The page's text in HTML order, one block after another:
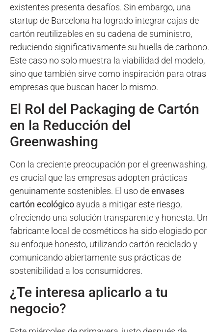
existentes presenta desafíos. Sin embargo, una
startup de Barcelona ha logrado integrar cajas de
cartón reutilizables en su cadena de suministro,
reduciendo significativamente su huella de carbono.
Este caso no solo muestra la viabilidad del modelo,
sino que también sirve como inspiración para otras
empresas que buscan hacer lo mismo.
El Rol del Packaging de Cartón
en la Reducción del
Greenwashing
Con la creciente preocupación por el greenwashing,
es crucial que las empresas adopten prácticas
genuinamente sostenibles. El uso deenvases
cartón ecológico ayuda a mitigar este riesgo,
ofreciendo una solución transparente y honesta. Un
fabricante local de cosméticos ha sido elogiado por
su enfoque honesto, utilizando cartón reciclado y
comunicando abiertamente sus prácticas de
sostenibilidad a los consumidores.
¿Te interesa aplicarlo a tu
negocio?